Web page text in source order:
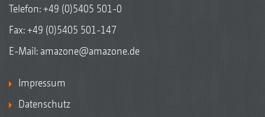
Telefon:+49 (0)5405 501-0
Fax: +49 (0)5405 501-147
E-Mail: amazone@amazone.de
Impressum
Datenschutz